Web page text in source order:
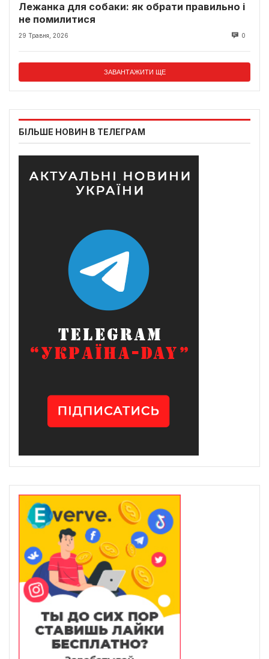
Лежанка для собаки: як обрати правильно і
не помилитися
29 Травня, 2026 0
ЗАВАНТАЖИТИ ЩЕ
БІЛЬШЕ НОВИН В ТЕЛЕГРАМ